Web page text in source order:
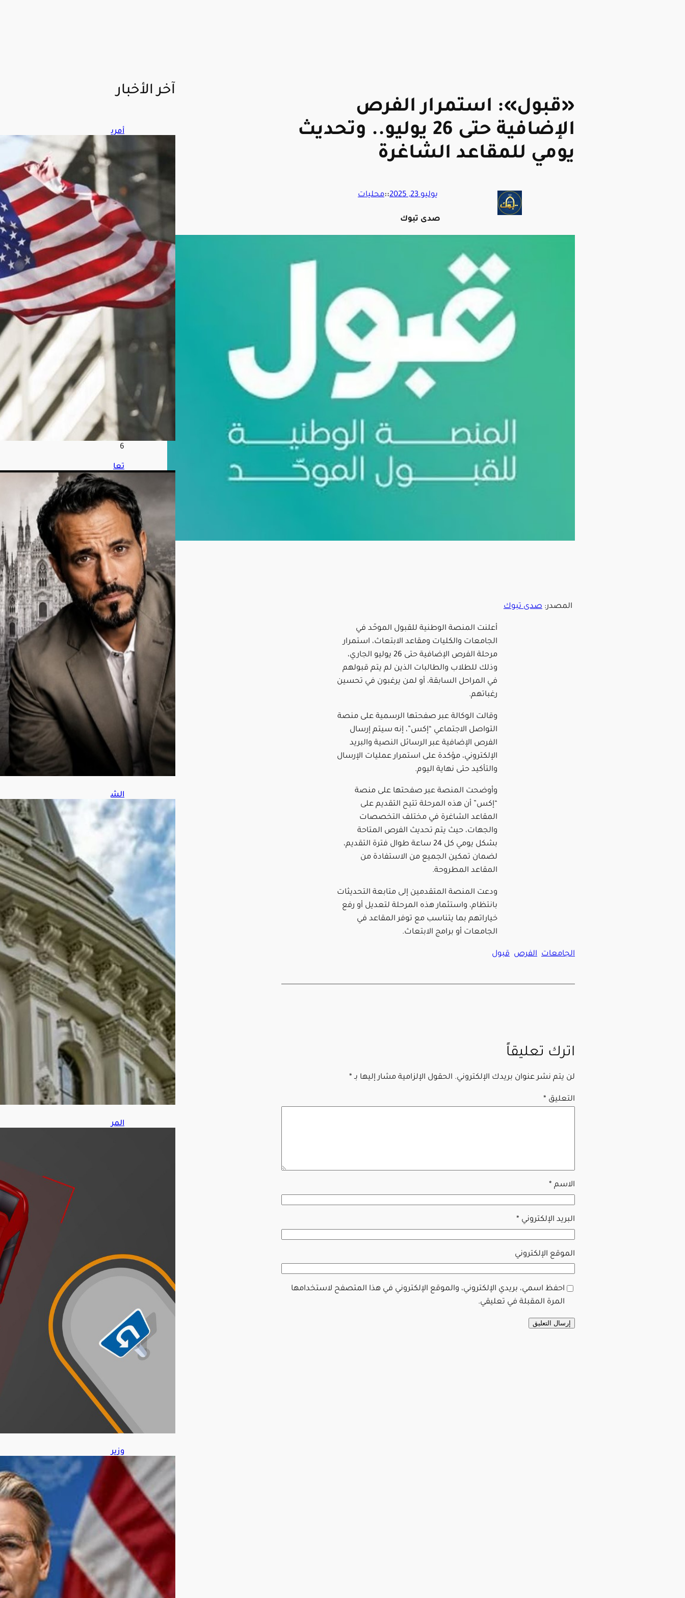
«قبول»: استمرار الفرص
الإضافية حتى 26 يوليو.. وتحديث
يومي للمقاعد الشاغرة
يوليو 23, 2025 ::محليات
صدى تبوك
المصدر: صدى تبوك
أعلنت المنصة الوطنية للقبول الموحّد في
الجامعات والكليات ومقاعد الابتعاث، استمرار
مرحلة الفرص الإضافية حتى 26 يوليو الجاري،
وذلك للطلاب والطالبات الذين لم يتم قبولهم
في المراحل السابقة، أو لمن يرغبون في تحسين
رغباتهم.
وقالت الوكالة عبر صفحتها الرسمية على منصة
التواصل الاجتماعي “إكس”، إنه سيتم إرسال
الفرص الإضافية عبر الرسائل النصية والبريد
الإلكتروني، مؤكدة على استمرار عمليات الإرسال
والتأكيد حتى نهاية اليوم.
وأوضحت المنصة عبر صفحتها على منصة
“إكس” أن هذه المرحلة تتيح التقديم على
المقاعد الشاغرة في مختلف التخصصات
والجهات، حيث يتم تحديث الفرص المتاحة
بشكل يومي كل 24 ساعة طوال فترة التقديم،
لضمان تمكين الجميع من الاستفادة من
المقاعد المطروحة.
ودعت المنصة المتقدمين إلى متابعة التحديثات
بانتظام، واستثمار هذه المرحلة لتعديل أو رفع
خياراتهم بما يتناسب مع توفر المقاعد في
الجامعات أو برامج الابتعاث.
الجامعات الفرص قبول
اترك تعليقاً
لن يتم نشر عنوان بريدك الإلكتروني. الحقول الإلزامية مشار إليها بـ *
التعليق *
الاسم *
البريد الإلكتروني *
الموقع الإلكتروني
احفظ اسمي، بريدي الإلكتروني، والموقع الإلكتروني في هذا المتصفح لاستخدامها
المرة المقبلة في تعليقي.
آخر الأخبار
أمري
تس
تهد
ادر
تمو
يل
الن
ظا
م
الإير
اني
وتتو
عد
المت
حايل
قوبا
س
202
6
تعا
منت
ظر
بين
الس
قا
ويو
س
ف
الش
ريف
في
«مي
لانو
»
أغ
س
ط
س
7,
202
الش
يوخ
الأم
قانو
شا
مل
لفر
ض
عقو
بات
على
رو
سيا
أغ
س
ط
س
202
المر
عند
الدو
س
ط
س
وزير
الخز
ريك
يتو
قع
اتفا
قًا
قريبً
ا
مع
إيرا